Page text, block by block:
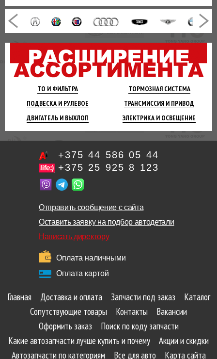
ТО И ФИЛЬТРА ТОРМОЗНАЯСИСТЕМА
ПОДВЕСКА И РУЛЕВОЕ ТРАНСМИССИЯ И ПРИВОД
ДВИГАТЕЛЬ И ВЫХЛОП ЭЛЕКТРИКА И ОСВЕЩЕНИЕ
+375 44 586 05 44
+375 25 925 8 123
Отправить сообщение с сайта
Оставить заявку на подбор автодетали
Написать директору
Оплата наличными
Оплата картой
Главная Доставка и оплата Запчасти под заказ
Каталог
Сопутствующие товары
Контакты
Вакансии
Оформить заказ
Поиск по коду запчасти
Какие автозапчасти лучше купить и почему
Акции и скидки
Автозапчасти по категориям
Все для авто Карта сайта